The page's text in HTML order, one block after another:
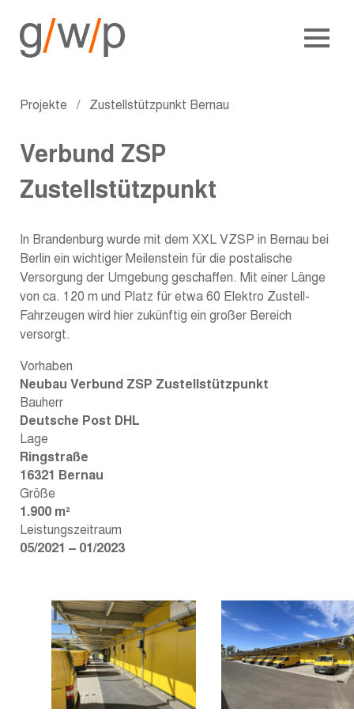
Projekte / Zustellstützpunkt Bernau
Verbund ZSP
Zustellstützpunkt
In Brandenburg wurde mit dem XXL VZSP in Bernau bei
Berlin ein wichtiger Meilenstein für die postalische
Versorgung der Umgebung geschaffen. Mit einer Länge
von ca. 120 m und Platz für etwa 60 Elektro Zustell-
Fahrzeugen wird hier zukünftig ein großer Bereich
versorgt.
Vorhaben
Neubau Verbund ZSP Zustellstützpunkt
Bauherr
Deutsche Post DHL
Lage
Ringstraße
16321 Bernau
Größe
1.900 m²
Leistungszeitraum
05/2021 – 01/2023